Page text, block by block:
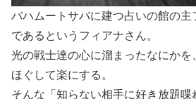
バハムートサバに建つ占いの館の
であるというフィアナさん。
光の戦士達の心に溜まったなにかを
ほぐして楽にする。
そんな「知らない相手に好き放題